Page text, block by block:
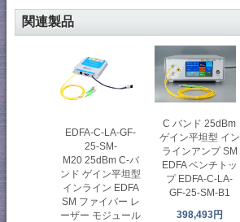
関連製品
EDFA-C-LA-GF-
25-SM-
M20 25dBm C-バ
ンド ゲイン平坦型
インライン EDFA
SM ファイバー レ
ーザー モジュール
C バンド 25dBm
ゲイン平坦型 イン
ラインアンプ SM
EDFA ベンチトッ
プ EDFA-C-LA-
GF-25-SM-B1
398,493円